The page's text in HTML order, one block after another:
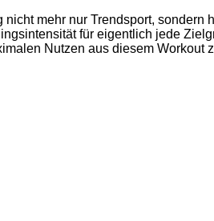
mehr nur Trendsport, sondern
für eigentlich jede
Nutzen aus diesem